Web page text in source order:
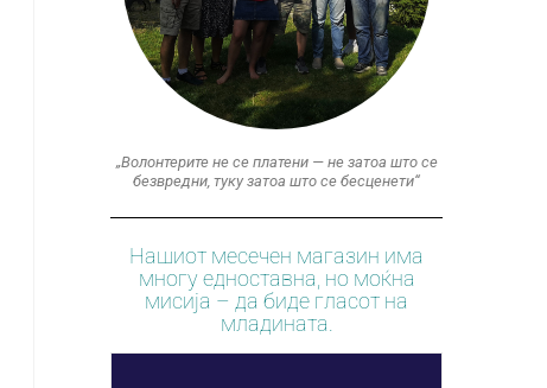
„Волонтерите не се платени — не затоа што се
безвредни, туку затоа што се бесценети“
Нашиот месечен магазин има
многу едноставна, но моќна
мисија – да биде гласот на
младината.